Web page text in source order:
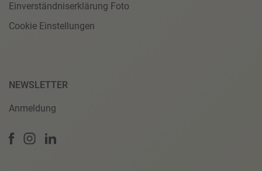
Einverständniserklärung Foto
Cookie Einstellungen
NEWSLETTER
Anmeldung